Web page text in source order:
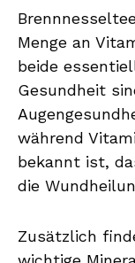
Menge an
beide
Gesundheit
während
bekannt ist,
die
Zusätzlich